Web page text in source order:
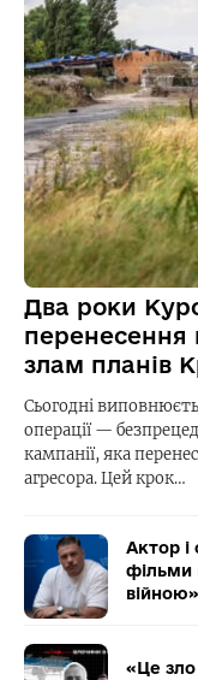
Два роки
перенесення
злам планів
Сьогодні
операції —
кампанії, яка
агресора. Цей крок…
Актор
фільми
війною»
«Це